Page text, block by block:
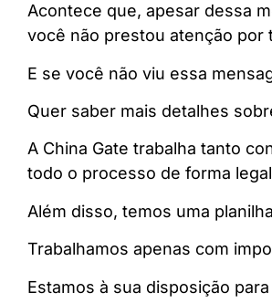
Acontece que, apesar dessa
você não prestou atenção por
E se você não viu essa
Quer saber mais detalhes
A China Gate trabalha tanto
todo o processo de forma
Além disso, temos uma
Trabalhamos apenas com
Estamos à sua disposição